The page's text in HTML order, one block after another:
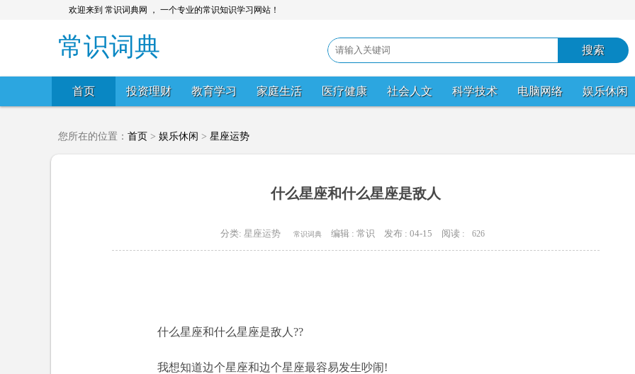
欢迎来到 常识词典网 ， 一个专业的常识知识学习网站！
常识词典
首页 投资理财 教育学习 家庭生活 医疗健康 社会人文 科学技术 电脑网络 娱乐休闲
您所在的位置： 首页 > 娱乐休闲 > 星座运势
什么星座和什么星座是敌人
分类: 星座运势 常识词典 编辑 : 常识 发布 : 04-15 阅读 : 626
什么星座和什么星座是敌人??
我想知道边个星座和边个星座最容易发生吵闹!